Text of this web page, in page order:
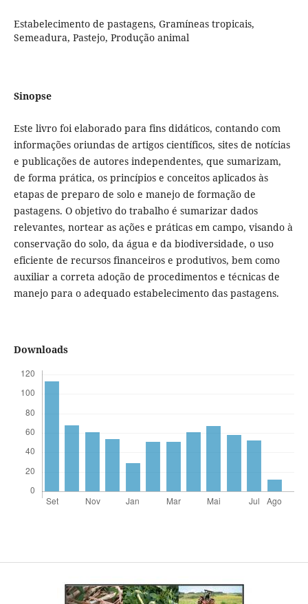
Estabelecimento de pastagens, Gramíneas tropicais,
Semeadura, Pastejo, Produção animal
Sinopse
Este livro foi elaborado para fins didáticos, contando com
informações oriundas de artigos científicos, sites de notícias
e publicações de autores independentes, que sumarizam,
de forma prática, os princípios e conceitos aplicados às
etapas de preparo de solo e manejo de formação de
pastagens. O objetivo do trabalho é sumarizar dados
relevantes, nortear as ações e práticas em campo, visando à
conservação do solo, da água e da biodiversidade, o uso
eficiente de recursos financeiros e produtivos, bem como
auxiliar a correta adoção de procedimentos e técnicas de
manejo para o adequado estabelecimento das pastagens.
Downloads